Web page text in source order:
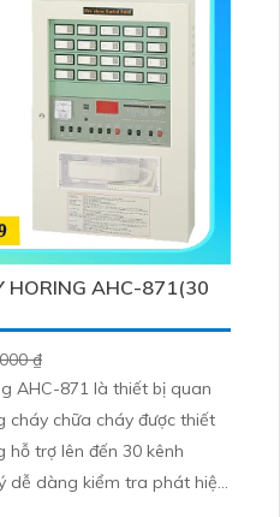
HORING AHC-871(30
₫
AHC-871 là thiết bị quan
chữa cháy được thiết
hỗ trợ lên đến 30 kênh
dễ dàng kiểm tra phát hiện